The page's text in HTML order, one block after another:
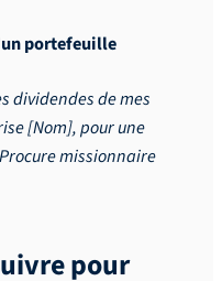
portefeuille
dividendes de mes
[Nom], pour une
missionnaire
pour